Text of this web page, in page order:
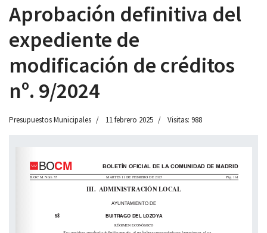
Aprobación definitiva del
expediente de
modificación de créditos
nº. 9/2024
Presupuestos Municipales 11 febrero 2025 Visitas: 988